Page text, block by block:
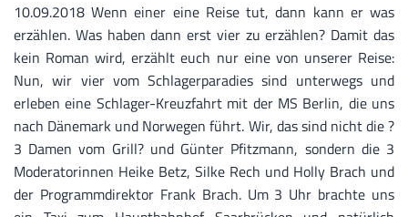
10.09.2018 Wenn einer eine Reise tut, dann kann er was
erzählen. Was haben dann erst vier zu erzählen? Damit das
kein Roman wird, erzählt euch nur eine von unserer Reise:
Nun, wir vier vom Schlagerparadies sind unterwegs und
erleben eine Schlager-Kreuzfahrt mit der MS Berlin, die uns
nach Dänemark und Norwegen führt. Wir, das sind nicht die ?
3 Damen vom Grill? und Günter Pfitzmann, sondern die 3
Moderatorinnen Heike Betz, Silke Rech und Holly Brach und
der Programmdirektor Frank Brach. Um 3 Uhr brachte uns